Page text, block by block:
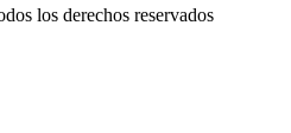
los derechos reservados